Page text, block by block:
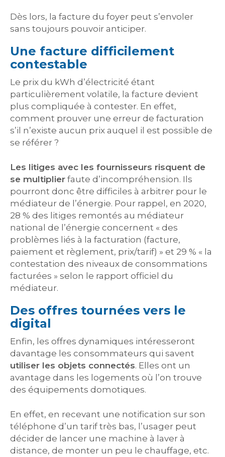
Dès lors, la facture du foyer peut s’envoler
sans toujours pouvoir anticiper.
Une facture difficilement
contestable
Le prix du kWh d’électricité étant
particulièrement volatile, la facture devient
plus compliquée à contester. En effet,
comment prouver une erreur de facturation
s’il n’existe aucun prix auquel il est possible de
se référer ?
Les litiges avec les fournisseurs risquent de
se multiplier faute d’incompréhension. Ils
pourront donc être difficiles à arbitrer pour le
médiateur de l’énergie. Pour rappel, en 2020,
28 % des litiges remontés au médiateur
national de l’énergie concernent « des
problèmes liés à la facturation (facture,
paiement et règlement, prix/tarif) » et 29 % « la
contestation des niveaux de consommations
facturées » selon le rapport officiel du
médiateur.
Des offres tournées vers le
digital
Enfin, les offres dynamiques intéresseront
davantage les consommateurs qui savent
utiliser les objets connectés. Elles ont un
avantage dans les logements où l’on trouve
des équipements domotiques.
En effet, en recevant une notification sur son
téléphone d’un tarif très bas, l’usager peut
décider de lancer une machine à laver à
distance, de monter un peu le chauffage, etc.